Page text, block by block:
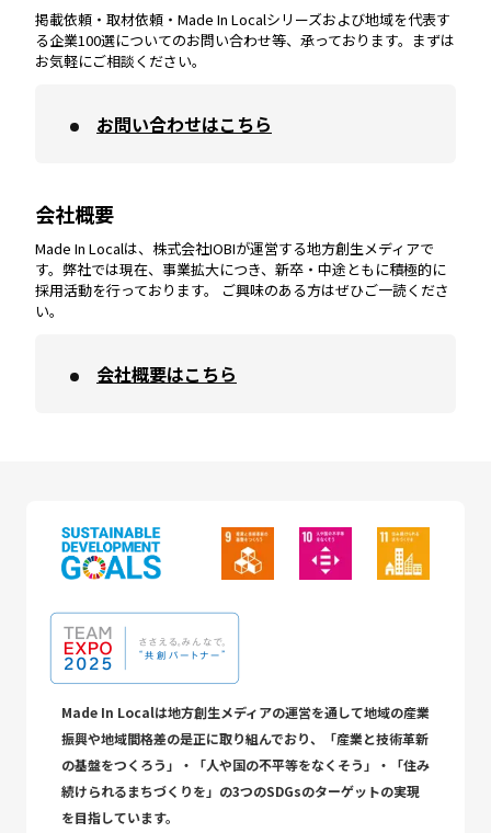
三重エリア
奈良エリア
和歌山エリア
香川エリア
愛媛エリア
宮崎エリア
鹿児島エリア
掲載依頼・取材依頼・Made In Localシリーズおよび地域を代表す
る企業100選についてのお問い合わせ等、承っております。まずは
お気軽にご相談ください。
お問い合わせはこちら
会社概要
Made In Localは、株式会社IOBIが運営する地方創生メディアで
す。弊社では現在、事業拡大につき、新卒・中途ともに積極的に
採用活動を行っております。 ご興味のある方はぜひご一読くださ
い。
会社概要はこちら
Made In Localは地方創生メディアの運営を通して地域の産業
振興や地域間格差の是正に取り組んでおり、「産業と技術革新
の基盤をつくろう」・「人や国の不平等をなくそう」・「住み
続けられるまちづくりを」の3つのSDGsのターゲットの実現
を目指しています。